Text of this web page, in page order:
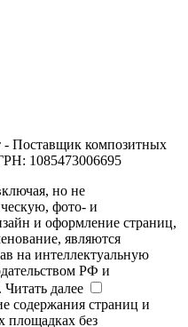
Поставщик композитных
1085473006695
но не
фото- и
и оформление страниц,
являются
на интеллектуальную
РФ и
Читать далее
содержания страниц и
площадках без